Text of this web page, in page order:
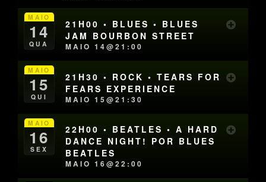
MAIO
14
QUA
21H00 • BLUES • BLUES
JAM BOURBON STREET
MAIO 14@21:00
MAIO
15
QUI
21H30 • ROCK • TEARS FOR
FEARS EXPERIENCE
MAIO 15@21:30
MAIO
16
SEX
22H00 • BEATLES • A HARD
DANCE NIGHT! POR BLUES
BEATLES
MAIO 16@22:00